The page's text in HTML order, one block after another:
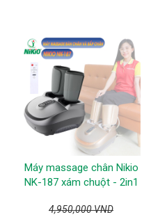
Máy massage chân Nikio
NK-187 xám chuột - 2in1
4,950,000 VND